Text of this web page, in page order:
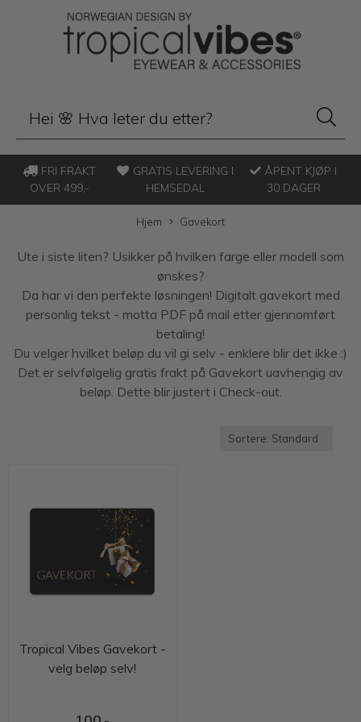
FRI FRAKT
OVER 499,-
GRATIS LEVERING I
HEMSEDAL
ÅPENT KJØP I
30 DAGER
Hjem Gavekort
Ute i siste liten? Usikker på hvilken farge eller modell som
ønskes?
Da har vi den perfekte løsningen! Digitalt gavekort med
personlig tekst - motta PDF på mail etter gjennomført
betaling!
Du velger hvilket beløp du vil gi selv - enklere blir det ikke :)
Det er selvfølgelig gratis frakt på Gavekort uavhengig av
beløp. Dette blir justert i Check-out.
Tropical Vibes Gavekort -
velg beløp selv!